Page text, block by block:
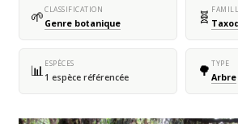
🌱CLASSIFICATION
Genre botanique 🧬
📊ESPÈCES
1 espèce référencée 🌳 TYPE
Arbre